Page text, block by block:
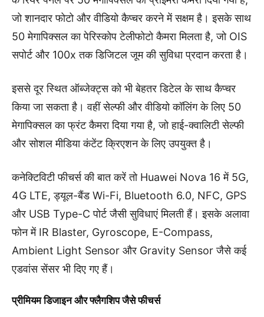
जो शानदार फोटो और वीडियो कैप्चर करने में सक्षम है। इसके साथ
50 मेगापिक्सल का पेरिस्कोप टेलीफोटो कैमरा मिलता है, जो OIS
सपोर्ट और 100x तक डिजिटल जूम की सुविधा प्रदान करता है।
इससे दूर स्थित ऑब्जेक्ट्स को भी बेहतर डिटेल के साथ कैप्चर
किया जा सकता है। वहीं सेल्फी और वीडियो कॉलिंग के लिए 50
मेगापिक्सल का फ्रंट कैमरा दिया गया है, जो हाई-क्वालिटी सेल्फी
और सोशल मीडिया कंटेंट क्रिएशन के लिए उपयुक्त है।
कनेक्टिविटी फीचर्स की बात करें तो Huawei Nova 16 में 5G,
4G LTE, ड्यूल-बैंड Wi-Fi, Bluetooth 6.0, NFC, GPS
और USB Type-C पोर्ट जैसी सुविधाएं मिलती हैं। इसके अलावा
फोन में IR Blaster, Gyroscope, E-Compass,
Ambient Light Sensor और Gravity Sensor जैसे कई
एडवांस सेंसर भी दिए गए हैं।
प्रीमियम डिजाइन और फ्लैगशिप जैसे फीचर्स